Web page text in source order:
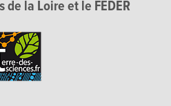
de la Loire et le FEDER